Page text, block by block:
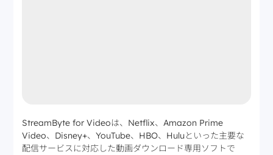
StreamByte for Videoは、Netflix、Amazon Prime
Video、Disney+、YouTube、HBO、Huluといった主要な
配信サービスに対応した動画ダウンロード専用ソフトで